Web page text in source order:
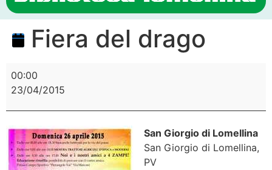
Fiera del drago
00:00
23/04/2015
San Giorgio di Lomellina
San Giorgio di Lomellina,
PV